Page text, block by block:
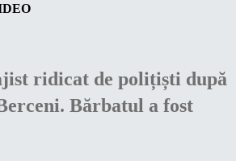
ridicat de polițiști după
Bărbatul a fost